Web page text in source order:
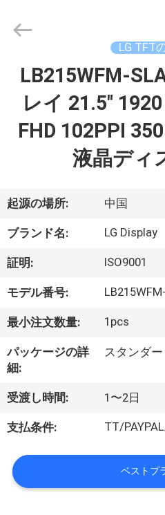
プ
ク
ト
私
達
つ
い
て
工
2025
LG TFT
LB215WFM-
レイ 21.5"
FHD 102PPI
液晶ディ
起源の場所: 中国
ブランド名: LG Display
証明: ISO9001
モデル番号:
最小注文数量: 1pcs
パッケージの詳
細:
スタンダ
受渡し時間: 1〜2日
支払条件: TT/
ベストプ